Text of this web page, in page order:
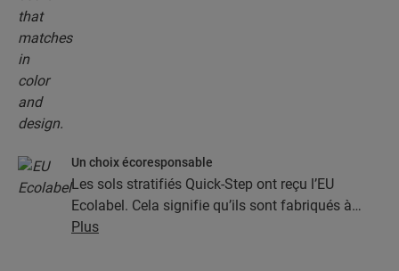
Un choix écoresponsable
Les sols stratifiés Quick-Step ont reçu l’EU
Ecolabel. Cela signifie qu’ils sont fabriqués à
partir d’au moins 80 % de bois issu de sources
Plus